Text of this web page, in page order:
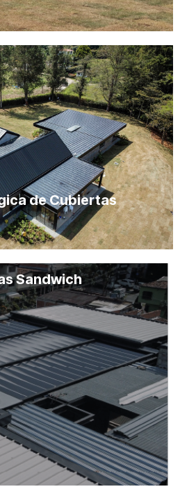
de Cubiertas
Sandwich